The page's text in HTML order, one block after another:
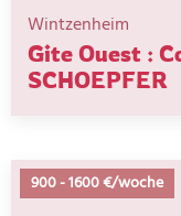
Wintzenheim
Gite Ouest :
SCHOEPFER
900-1600 €/woche